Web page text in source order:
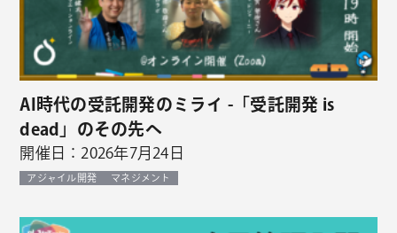
AI時代の受託開発のミライ -「受託開発 is
dead」のその先へ
開催日：2026年7月24日
アジャイル開発 マネジメント